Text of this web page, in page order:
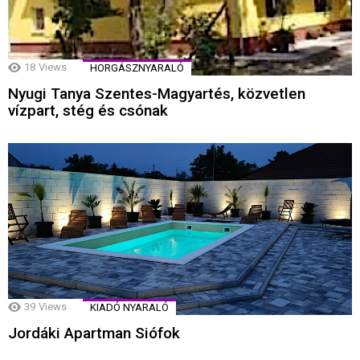
18 Views HORGÁSZNYARALÓ
Nyugi Tanya Szentes-Magyartés, közvetlen
vízpart, stég és csónak
39 Views KIADÓ NYARALÓ
Jordáki Apartman Siófok